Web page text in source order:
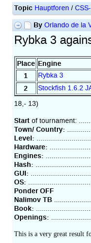
Topic Hauptforen /
By Orlando de la
Rybka 3
Place Engine
1
Rybka 3
2 Stockfish 1.6.2
18,- 13)
Startof tournament:
Town/ Country:
Level:
Hardware:
Engines:
Hash:
GUI:
OS:
Ponder OFF
Nalimov TB
Book:
Openings:
This is a very great result